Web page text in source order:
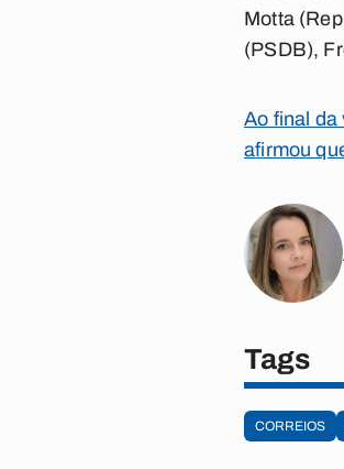
Motta
(PSDB),
Ao final da
afirmou
Tags
CORREIOS